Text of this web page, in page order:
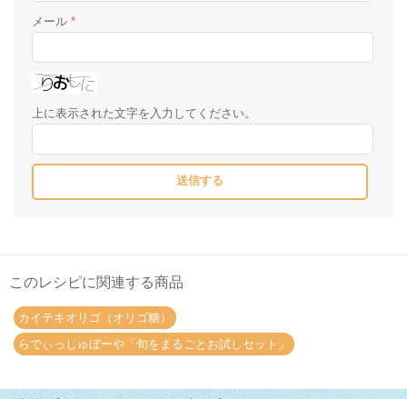
メール *
上に表示された文字を入力してください。
このレシピに関連する商品
カイテキオリゴ（オリゴ糖）
らでぃっしゅぼーや「旬をまるごとお試しセット」